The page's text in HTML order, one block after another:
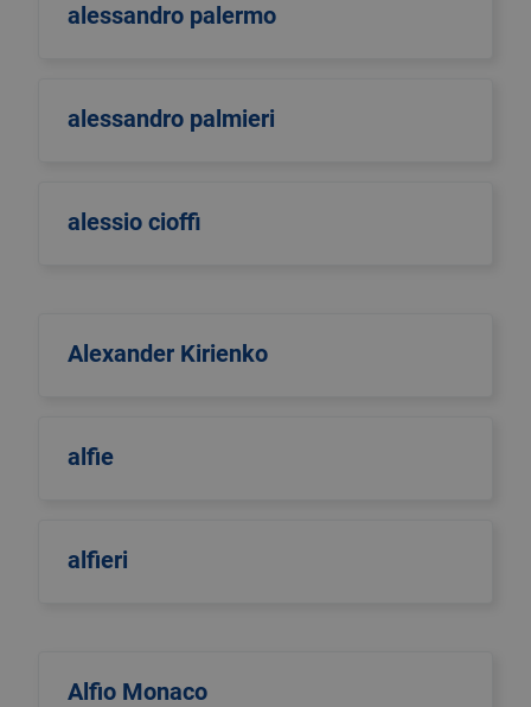
alessandro palermo
alessandro palmieri
alessio cioffi
Alexander Kirienko
alfie
alfieri
Alfio Monaco